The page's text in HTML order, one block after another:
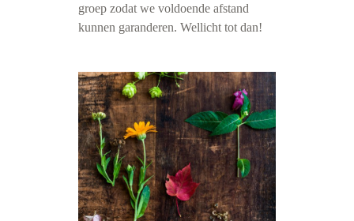
groep zodat we voldoende afstand
kunnen garanderen. Wellicht tot dan!